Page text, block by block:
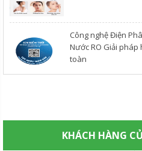
Công nghệ Điện
Nước RO Giải
toàn
KHÁCH HÀNG